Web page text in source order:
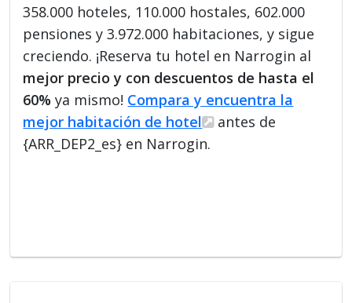
358.000 hoteles, 110.000 hostales, 602.000
pensiones y 3.972.000 habitaciones, y sigue
creciendo. ¡Reserva tu hotel en Narrogin al
mejor precio y con descuentos de hasta el
60% ya mismo! Compara y encuentra la
mejor habitación de hotel
antes de
{ARR_DEP2_es} en Narrogin.